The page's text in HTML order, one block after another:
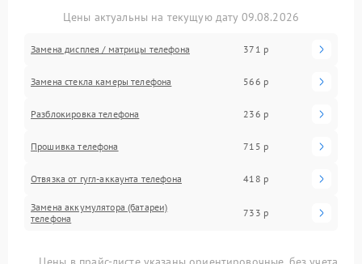
Цены актуальны на текущую дату 09.08.2026
Замена дисплея / матрицы телефона 371 р
Замена стекла камеры телефона 566 р
Разблокировка телефона 236 р
Прошивка телефона 715 р
Отвязка от гугл-аккаунта телефона 418 р
Замена аккумулятора (батареи)
телефона
733 р